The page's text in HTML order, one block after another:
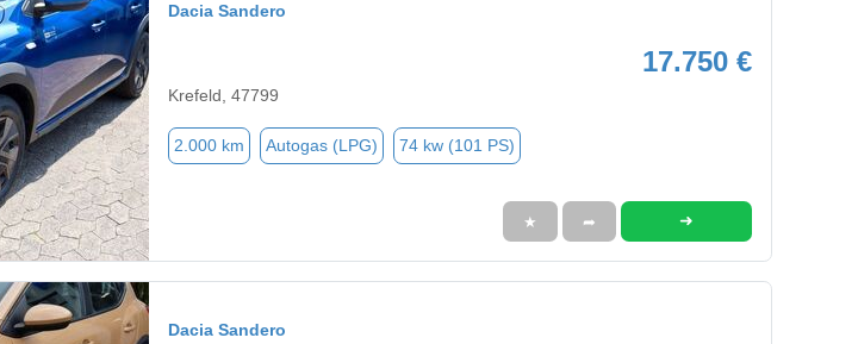
Dacia Sandero
17.750 €
Krefeld, 47799
2.000 km Autogas (LPG) 74 kw (101 PS)
★ ➦ ➜
Dacia Sandero